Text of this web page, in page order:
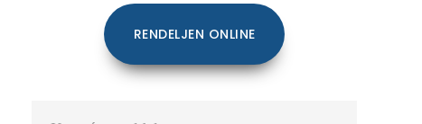
RENDELJEN ONLINE